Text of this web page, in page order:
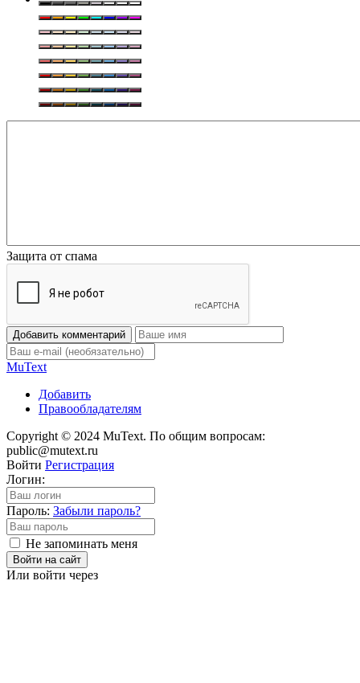
Защита от спама
Добавить комментарий
MuText
Добавить
Правообладателям
Copyright © 2024 MuText. По общим вопросам:
public@mutext.ru
Войти Регистрация
Логин:
Пароль: Забыли пароль?
Не запоминать меня
Войти на сайт
Или войти через